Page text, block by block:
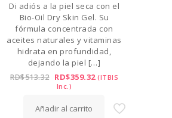
Di adiós a la piel seca con el
Bio-Oil Dry Skin Gel. Su
fórmula concentrada con
aceites naturales y vitaminas
hidrata en profundidad,
dejando la piel […]
RD$513.32 El
precio
era:
RD$513.32.
RD$359.32El
RD$359.32.
(ITBIS
Inc.)
Añadir al carrito